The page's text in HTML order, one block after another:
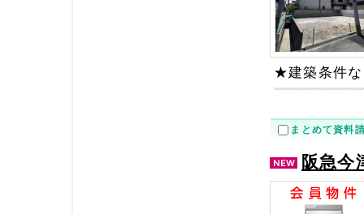
★建築条件
まとめて資料
阪急今